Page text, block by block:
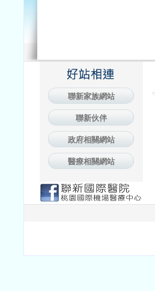
聯新家族網站
聯新伙伴
政府相關網站
醫療相關網站